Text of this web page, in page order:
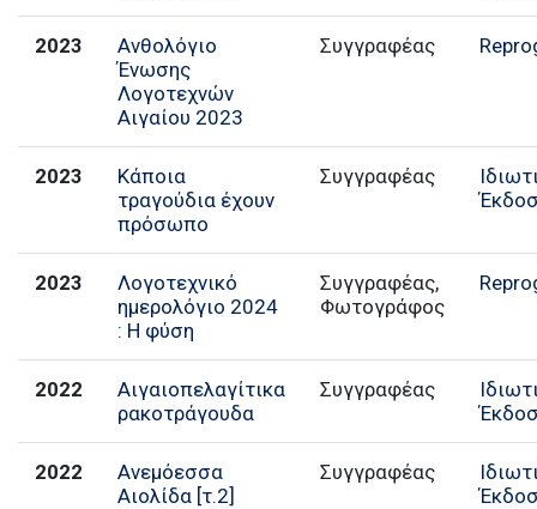
2023
Ανθολόγιο
Ένωσης
Λογοτεχνών
Αιγαίου 2023
Συγγραφέας
2023
Κάποια
τραγούδια έχουν
πρόσωπο
Συγγραφέας
2023
Λογοτεχνικό
ημερολόγιο 2024
: Η φύση
Συγγραφέας,
Φωτογράφος
2022
Αιγαιοπελαγίτικα
ρακοτράγουδα
Συγγραφέας
2022
Ανεμόεσσα
Αιολίδα [τ.2]
Συγγραφέας